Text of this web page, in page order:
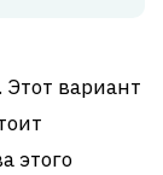
вариант
этого